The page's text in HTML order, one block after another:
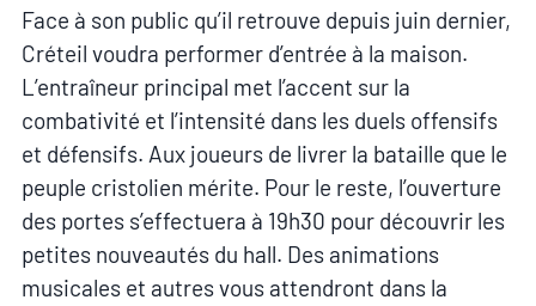
Face à son public qu’il retrouve depuis juin dernier,
Créteil voudra performer d’entrée à la maison.
L’entraîneur principal met l’accent sur la
combativité et l’intensité dans les duels offensifs
et défensifs. Aux joueurs de livrer la bataille que le
peuple cristolien mérite. Pour le reste, l’ouverture
des portes s’effectuera à 19h30 pour découvrir les
petites nouveautés du hall. Des animations
musicales et autres vous attendront dans la